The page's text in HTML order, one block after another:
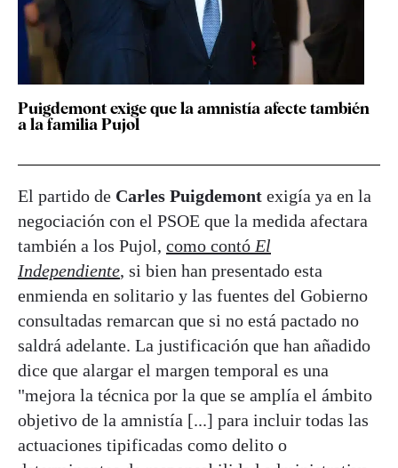
Puigdemont exige que la amnistía afecte también
a la familia Pujol
El partido de Carles Puigdemont exigía ya en la
negociación con el PSOE que la medida afectara
también a los Pujol, como contó El
Independiente, si bien han presentado esta
enmienda en solitario y las fuentes del Gobierno
consultadas remarcan que si no está pactado no
saldrá adelante. La justificación que han añadido
dice que alargar el margen temporal es una
"mejora la técnica por la que se amplía el ámbito
objetivo de la amnistía [...] para incluir todas las
actuaciones tipificadas como delito o